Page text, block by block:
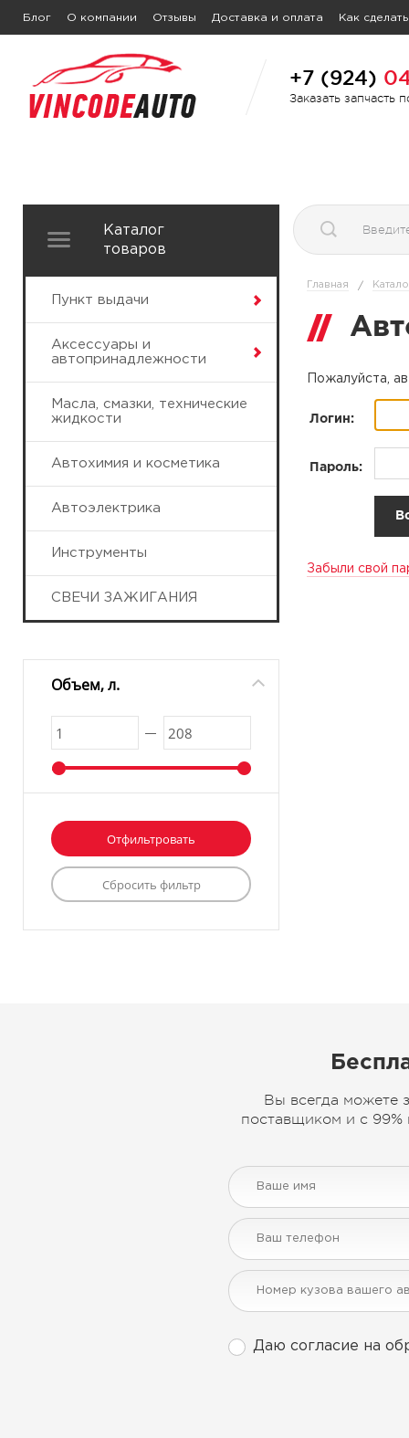
Блог О компании Отзывы Доставка и оплата Как
+7 (924)
Заказать запчасть
Каталог
товаров
Пункт выдачи
Аксессуары и
автопринадлежности
Масла, смазки, технические
жидкости
Автохимия и косметика
Автоэлектрика
Инструменты
СВЕЧИ ЗАЖИГАНИЯ
Объем, л.
Главная /
Пожалуйста,
Логин:
Пароль:
Забыли свой
Вы всегда можете
поставщиком и с 99%
Даю согласие на